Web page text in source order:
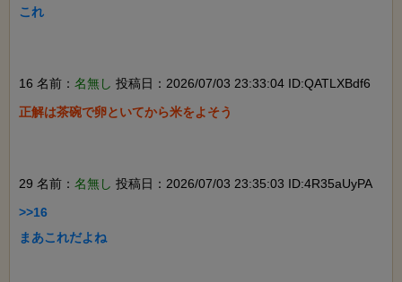
これ
16 名前： 名無し 投稿日：2026/07/03 23:33:04 ID:QATLXBdf6
正解は茶碗で卵といてから米をよそう
29 名前： 名無し 投稿日：2026/07/03 23:35:03 ID:4R35aUyPA
>>16
まあこれだよね